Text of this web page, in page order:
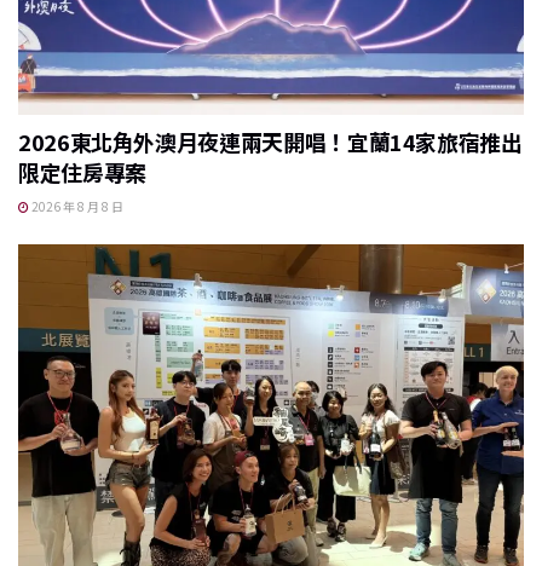
2026東北角外澳月夜連兩天開唱！宜蘭14家旅宿推出
限定住房專案
2026 年 8 月 8 日